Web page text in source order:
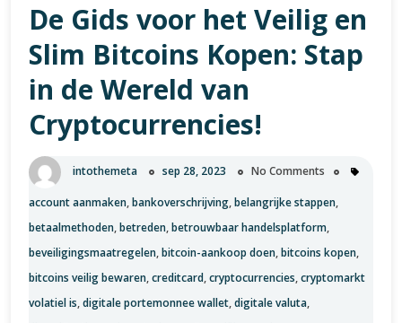
Analyse
van
de
Digitale
Valuta
De Gids voor het Veilig en
Slim Bitcoins Kopen: Stap
in de Wereld van
Cryptocurrencies!
intothemeta sep 28, 2023 No Comments
account aanmaken,bankoverschrijving,belangrijke stappen,
betaalmethoden,betreden,betrouwbaar handelsplatform,
beveiligingsmaatregelen,bitcoin-aankoop doen,bitcoins kopen,
bitcoins veilig bewaren,creditcard,cryptocurrencies,cryptomarkt
volatiel is,digitale portemonnee wallet,digitale valuta,